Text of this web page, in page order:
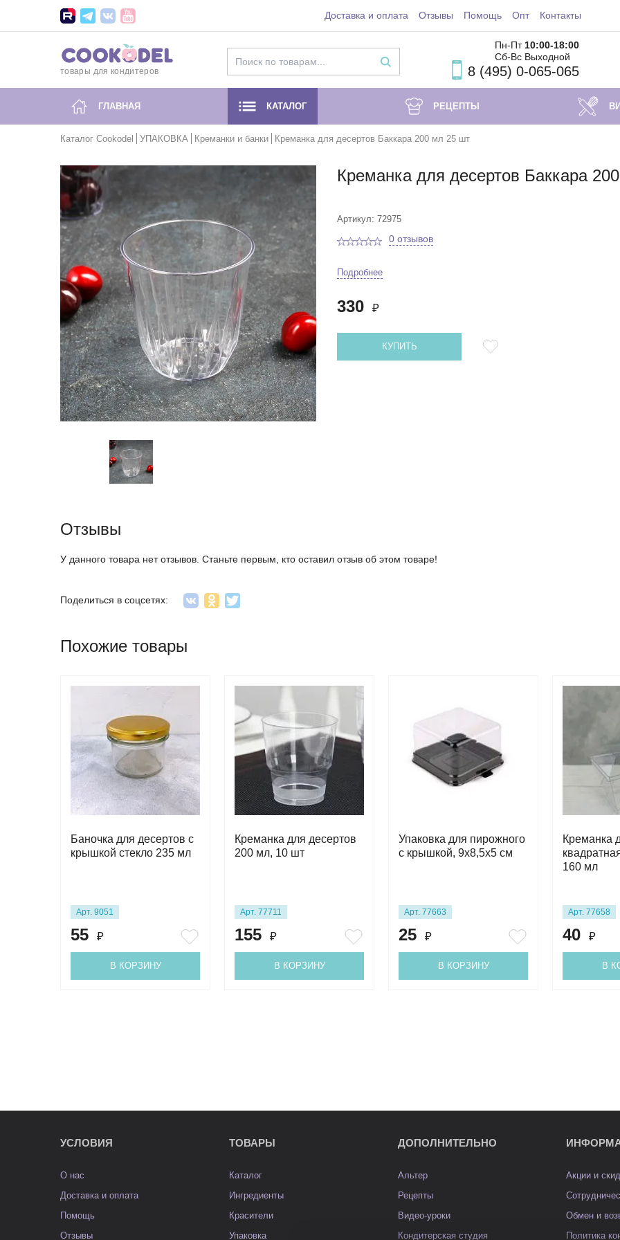
Доставка и оплата Отзывы Помощь Опт Контакты
товары для кондитеров
Пн-Пт 10:00-18:00
Сб-Вс Выходной
8 (495) 0-065-065
ГЛАВНАЯ КАТАЛОГ РЕЦЕПТЫ
Каталог Cookodel УПАКОВКА Креманки и банки Креманка для десертов Баккара 200 мл 25 шт
Креманка для десертов Баккара
Артикул: 72975
0 отзывов
Подробнее
330 ₽
КУПИТЬ
Отзывы
У данного товара нет отзывов. Станьте первым, кто оставил отзыв об этом товаре!
Поделиться в соцсетях:
Похожие товары
Баночка для десертов с
крышкой стекло 235 мл
Арт. 9051
55 ₽
В КОРЗИНУ
Креманка для десертов
200 мл, 10 шт
Арт. 77711
155 ₽
В КОРЗИНУ
Упаковка для пирожного
с крышкой, 9х8,5х5 см
Арт. 77663
25 ₽
В КОРЗИНУ
Креманка
160 мл
Арт. 77658
40 ₽
В
УСЛОВИЯ
О нас
Доставка и оплата
Помощь
Отзывы
ТОВАРЫ
Каталог
Ингредиенты
Красители
Упаковка
ДОПОЛНИТЕЛЬНО
Альтер
Рецепты
Видео-уроки
Кондитерская студия
Акции и
Обмен и
Политика